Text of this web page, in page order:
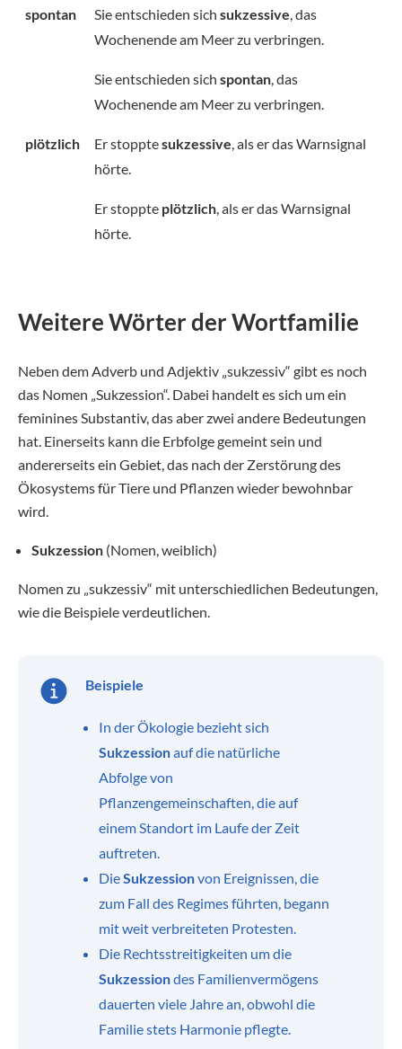
spontan Sie entschieden sich sukzessive, das
Wochenende am Meer zu verbringen.
Sie entschieden sich spontan, das
Wochenende am Meer zu verbringen.
plötzlich Er stopptesukzessive, als er das Warnsignal
hörte.
Er stoppte plötzlich, als er das Warnsignal
hörte.
Weitere Wörter der Wortfamilie
Neben dem Adverb und Adjektiv „sukzessiv“ gibt es noch
das Nomen „Sukzession“. Dabei handelt es sich um ein
feminines Substantiv, das aber zwei andere Bedeutungen
hat. Einerseits kann die Erbfolge gemeint sein und
andererseits ein Gebiet, das nach der Zerstörung des
Ökosystems für Tiere und Pflanzen wieder bewohnbar
wird.
Sukzession (Nomen, weiblich)
Nomen zu „sukzessiv“ mit unterschiedlichen Bedeutungen,
wie die Beispiele verdeutlichen.
Beispiele
In der Ökologie bezieht sich
Sukzessionauf die natürliche
Abfolge von
Pflanzengemeinschaften, die auf
einem Standort im Laufe der Zeit
auftreten.
DieSukzessionvon Ereignissen, die
zum Fall des Regimes führten, begann
mit weit verbreiteten Protesten.
Die Rechtsstreitigkeiten um die
Sukzessiondes Familienvermögens
dauerten viele Jahre an, obwohl die
Familie stets Harmonie pflegte.